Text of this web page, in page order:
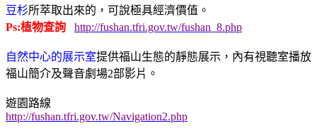
豆杉所萃取出來的，可說極具經濟價值。
Ps:植物查詢
http://fushan.tfri.gov.tw/fushan_8.php
自然中心的展示室提供福山生態的靜態展示，內有視聽室播放
福山簡介及聲音劇場2部影片。
遊園路線
http://fushan.tfri.gov.tw/Navigation2.php